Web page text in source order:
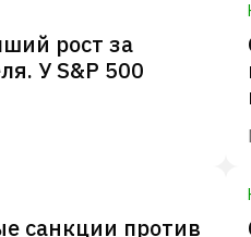
рост за
У S&P 500
санкции против